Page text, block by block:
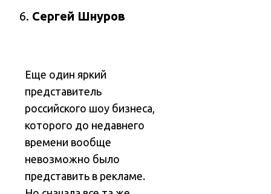
Сергей Шнуров
Еще один яркий
представитель
российского шоу бизнеса,
которого до недавнего
времени вообще
невозможно было
представить в рекламе.